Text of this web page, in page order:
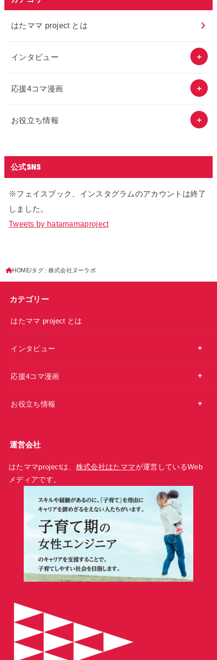
はたママ project とは
インタビュー
応援4コマ漫画
お役立ち情報
公式SNS
※フェイスブック、インスタグラムのアカウントは終了
しました。
Tweets by hatamamaproject
HOME タグ : 株式会社ヌーラボ
カテゴリー
はたママ project とは
インタビュー
応援4コマ漫画
お役立ち情報
運営会社
はたママprojectは、 株式会社はたママが運営しているWeb
メディアです。